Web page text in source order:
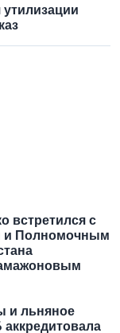
встретился с
Полномочным
льняное